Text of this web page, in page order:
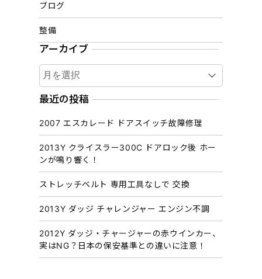
ブログ
整備
アーカイブ
ア
ー
カ
ブ
最近の投稿
2007 エスカレード ドアスイッチ故障修理
2013Y クライスラー300C ドアロック後 ホー
ンが鳴り響く！
ストレッチベルト 専用工具なしで 交換
2013Y ダッジ チャレンジャー エンジン不調
2012Y ダッジ・チャージャーの赤ウインカー、
実はNG？日本の保安基準との違いに注意！